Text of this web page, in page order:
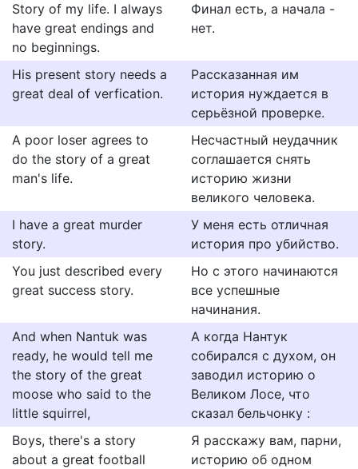
Story of my life. I always
have great endings and
no beginnings.
Финал есть, а начала -
нет.
His present story needs a
great deal of verfication.
Рассказанная им
история нуждается в
серьёзной проверке.
A poor loser agrees to
do the story of a great
man's life.
Несчастный неудачник
соглашается снять
историю жизни
великого человека.
I have a great murder
story.
У меня есть отличная
история про убийство.
You just described every
great success story.
Но с этого начинаются
все успешные
начинания.
And when Nantuk was
ready, he would tell me
the story of the great
moose who said to the
little squirrel,
А когда Нантук
собирался с духом, он
заводил историю о
Великом Лосе, что
сказал бельчонку :
Boys, there's a story
about a great football
Я расскажу вам, парни,
историю об одном